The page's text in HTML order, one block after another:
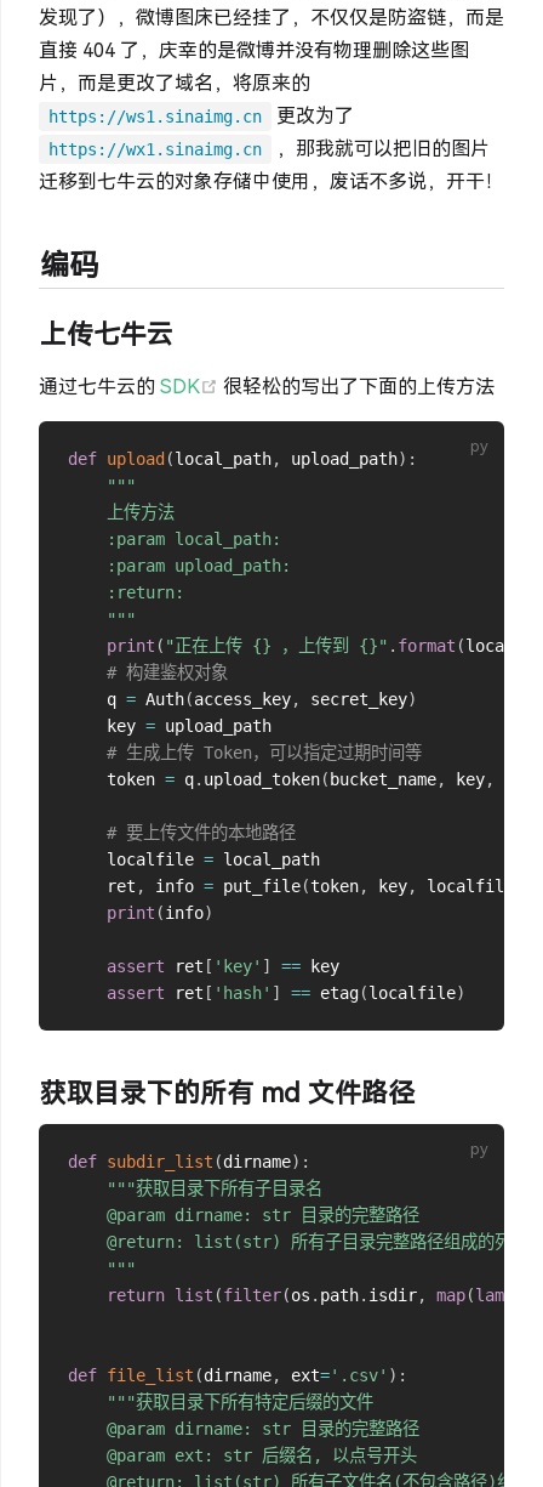
发现了），微博图床已经挂了，不仅仅是防盗链，而是
直接 404 了，庆幸的是微博并没有物理删除这些图
片，而是更改了域名，将原来的
https://ws1.sinaimg.cn 更改为了
https://wx1.sinaimg.cn
，那我就可以把旧的图片
迁移到七牛云的对象存储中使用，废话不多说，开干！
编码
上传七牛云
通过七牛云的SDK (opens new window)
很轻松的写出了下面的上传方法
def upload (local_path, upload_path) :
"""
    上传方法
    :param local_path:
    :param upload_path:
    :return:
    """
print ( "正在上传 {} ，上传到 {}" . format (
# 构建鉴权对象
    q
= Auth(access_key, secret_key)
    key
= upload_path
# 生成上传 Token，可以指定过期时间等
    token
= q. upload_token( bucket_name, key,
# 要上传文件的本地路径
    localfile
= local_path
    ret
, info = put_file(token, key, localfile
print (info)
assert ret [ 'key' ] == key
assert ret [ 'hash' ] == etag(localfile)
获取目录下的所有 md 文件路径
def subdir_list (dirname) :
"""获取目录下所有子目录名
    @param dirname: str 目录的完整路径
    @return: list(str) 所有子目录完整路径组成的列表
    """
return list (filter(os . path. isdir, map(lambda
def file_list (dirname, ext='.csv' ) :
"""获取目录下所有特定后缀的文件
    @param dirname: str 目录的完整路径
    @param ext: str 后缀名, 以点号开头
@return: list(str) 所有子文件名(不包含路径)组成